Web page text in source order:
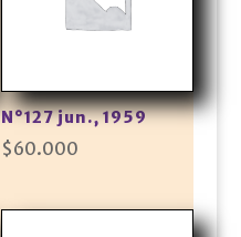
N°127 jun., 1959
$60.000